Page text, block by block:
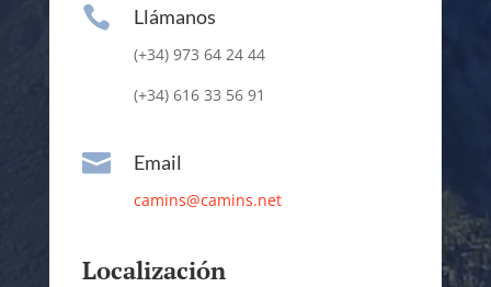
 Llámanos
(+34) 973 64 24 44
(+34) 616 33 56 91
 Email
camins@camins.net
Localización